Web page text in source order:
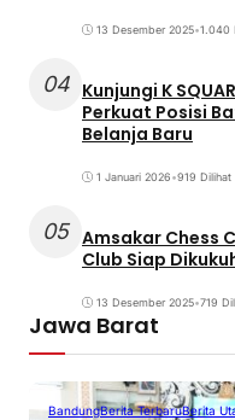
13 Desember 2025•1.040
04 Kunjungi K
Perkuat Posisi
Belanja Baru
1 Januari 2026•919 Dilihat
05 Amsakar Chess
Club Siap
13 Desember 2025•719
Jawa Barat
BandungBerita TerbaruBerita